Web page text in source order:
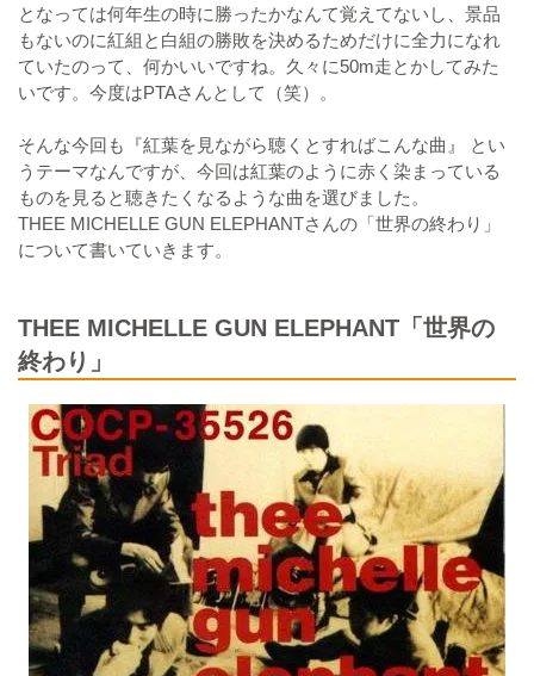
となっては何年生の時に勝ったかなんて覚えてないし、景品
もないのに紅組と白組の勝敗を決めるためだけに全力になれ
ていたのって、何かいいですね。久々に50m走とかしてみた
いです。今度はPTAさんとして（笑）。
そんな今回も『紅葉を見ながら聴くとすればこんな曲』 とい
うテーマなんですが、今回は紅葉のように赤く染まっている
ものを見ると聴きたくなるような曲を選びました。
THEE MICHELLE GUN ELEPHANTさんの「世界の終わり」
について書いていきます。
THEE MICHELLE GUN ELEPHANT「世界の
終わり」